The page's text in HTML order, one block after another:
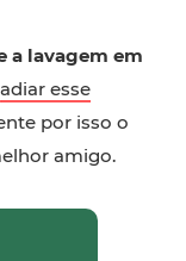
a lavagem em
adiar esse
por isso o
amigo.